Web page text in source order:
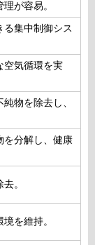
が容易。
る集中制御シス
空気循環を実
物を除去し、
を分解し、健康
。
を維持。